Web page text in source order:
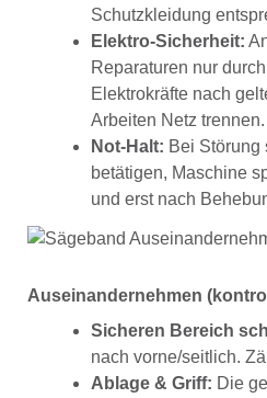
Schutzkleidung
Elektro-Sicherheit:
Reparaturen nur
Elektrokräfte nach
Arbeiten Netz trennen.
Not-Halt: Bei Störung
betätigen, Maschine
und erst nach
Auseinandernehmen
Sicheren Bereich
nach vorne/seitlich.
Ablage & Griff: Die